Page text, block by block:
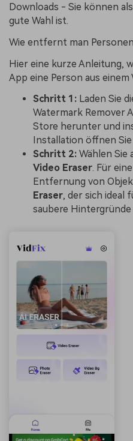
Downloads - Sie können
gute Wahl ist.
Wie entfernt man
Hier eine kurze Anleitung,
App eine Person aus
Schritt 1: Laden Sie
Watermark Remover
Store herunter und
Installation öffnen Sie
Schritt 2: Wählen Sie
Video Eraser. Für
Entfernung von
Eraser, der sich ideal
saubere Hintergründe